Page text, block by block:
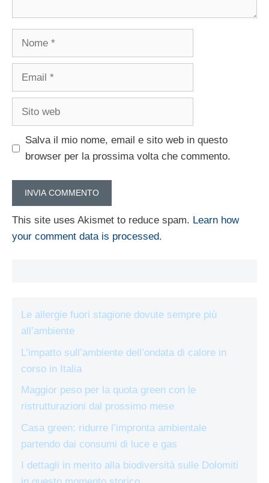
Nome
Email
Sito
Salva il mio nome, email e sito web in questo
browser per la prossima volta che commento.
This site uses Akismet to reduce spam. Learn how
your comment data is processed.
Le allergie fuori stagione dovute sempre più
all’ambiente
L’impatto sull’ambiente dell’ondata di calore in
corso in Italia
Maggior peso per la quota green con le
ristrutturazioni dal prossimo mese
Casa green: ridurre l’impronta ambientale
partendo dai consumi di luce e gas
I dettagli in merito alla biodiversità sulle Dolomiti